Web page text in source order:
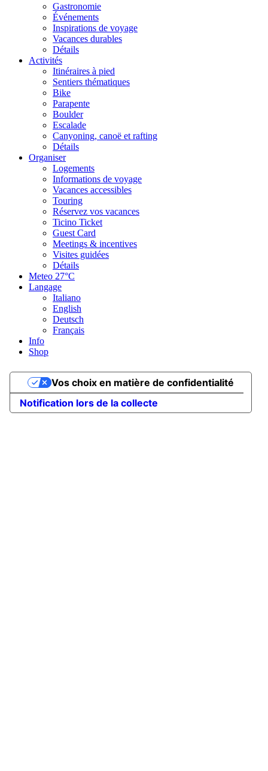
Gastronomie
Événements
Inspirations de voyage
Vacances durables
Détails
Activités
Itinéraires à pied
Sentiers thématiques
Bike
Parapente
Boulder
Escalade
Canyoning, canoë et rafting
Détails
Organiser
Logements
Informations de voyage
Vacances accessibles
Touring
Réservez vos vacances
Ticino Ticket
Guest Card
Meetings & incentives
Visites guidées
Détails
Meteo 27°C
Langage
Italiano
English
Deutsch
Français
Info
Shop
Notification lors de la collecte
Vos choix en matière de confidentialité